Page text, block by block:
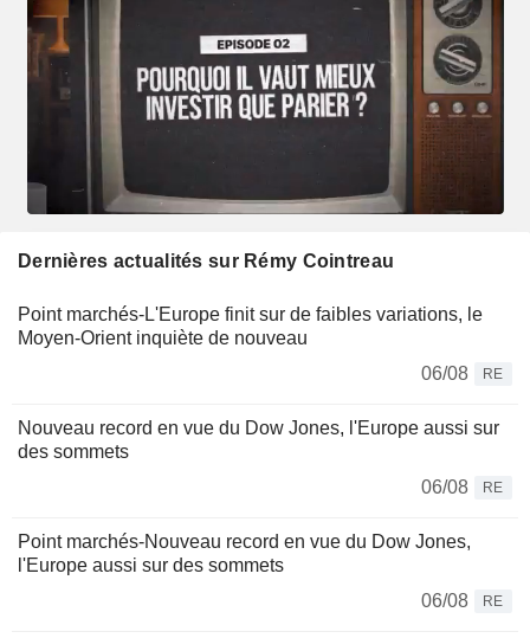
Dernières actualités sur Rémy Cointreau
Point marchés-L'Europe finit sur de faibles variations, le
Moyen-Orient inquiète de nouveau
06/08
RE
Nouveau record en vue du Dow Jones, l'Europe aussi sur
des sommets
06/08
RE
Point marchés-Nouveau record en vue du Dow Jones,
l'Europe aussi sur des sommets
06/08
RE